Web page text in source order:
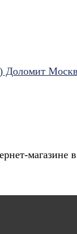
Доломит
магазине в